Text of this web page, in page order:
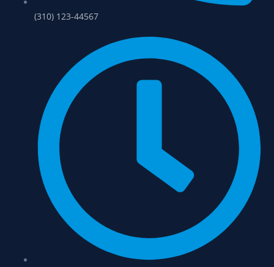
(310) 123-44567